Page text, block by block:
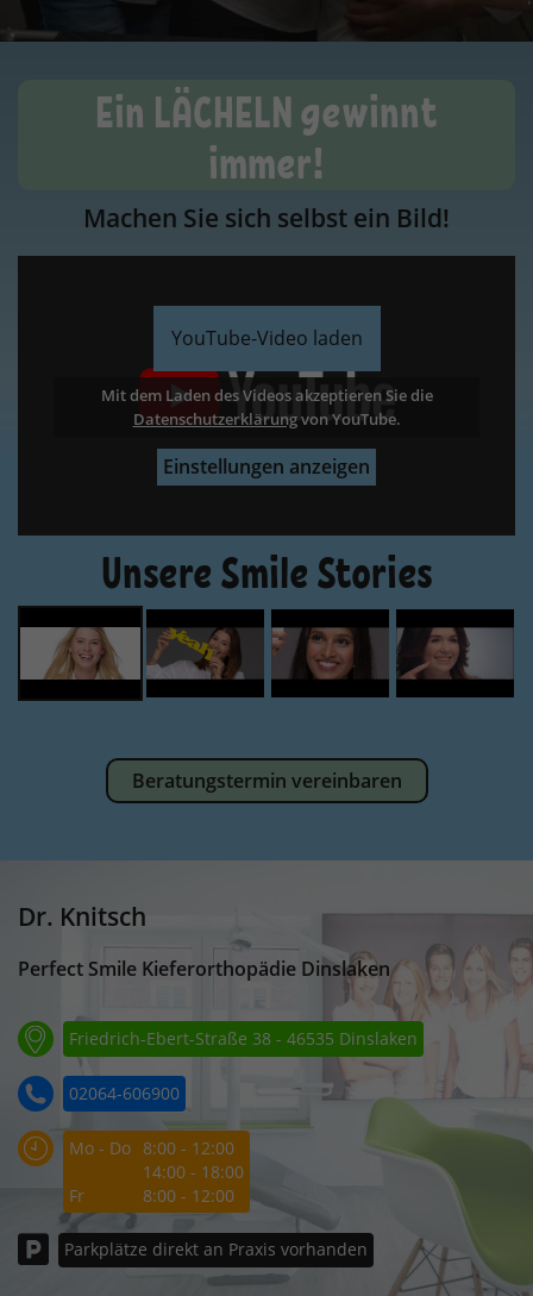
Ein LÄCHELN gewinnt
immer!
Machen Sie sich selbst ein Bild!
YouTube-Video laden
Mit dem Laden des Videos akzeptieren Sie die
Datenschutzerklärungvon YouTube.
Einstellungen anzeigen
Datenschutzerklärung
Datenschutzerklärung
Datenschutzerklärung
Unsere Smile Stories
Beratungstermin vereinbaren
Dr. Knitsch
Perfect Smile Kieferorthopädie Dinslaken
Friedrich-Ebert-Straße 38 - 46535 Dinslaken
02064-606900
Mo - Do 8:00 - 12:00
14:00 - 18:00
Fr
8:00 - 12:00
Parkplätze direkt an Praxis vorhanden